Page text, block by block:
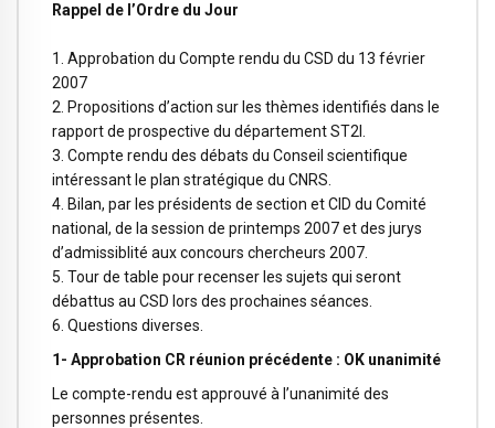
Rappel de l’Ordre du Jour
1. Approbation du Compte rendu du CSD du 13 février
2007
2. Propositions d’action sur les thèmes identifiés dans le
rapport de prospective du département ST2I.
3. Compte rendu des débats du Conseil scientifique
intéressant le plan stratégique du CNRS.
4. Bilan, par les présidents de section et CID du Comité
national, de la session de printemps 2007 et des jurys
d’admissiblité aux concours chercheurs 2007.
5. Tour de table pour recenser les sujets qui seront
débattus au CSD lors des prochaines séances.
6. Questions diverses.
1- Approbation CR réunion précédente : OK unanimité
Le compte-rendu est approuvé à l’unanimité des
personnes présentes.